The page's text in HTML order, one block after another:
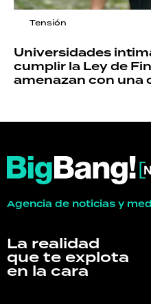
Tensión
Universidades
cumplir la Ley de
amenazan con una
Agencia de noticias y
La realidad
que te explota
en la cara